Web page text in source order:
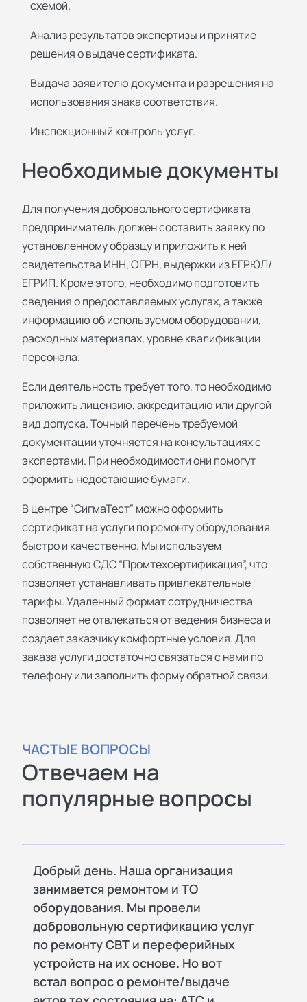
схемой.
Анализ результатов экспертизы и принятие
решения о выдаче сертификата.
Выдача заявителю документа и разрешения на
использования знака соответствия.
Инспекционный контроль услуг.
Необходимые документы
Для получения добровольного сертификата
предприниматель должен составить заявку по
установленному образцу и приложить к ней
свидетельства ИНН, ОГРН, выдержки из ЕГРЮЛ/
ЕГРИП. Кроме этого, необходимо подготовить
сведения о предоставляемых услугах, а также
информацию об используемом оборудовании,
расходных материалах, уровне квалификации
персонала.
Если деятельность требует того, то необходимо
приложить лицензию, аккредитацию или другой
вид допуска. Точный перечень требуемой
документации уточняется на консультациях с
экспертами. При необходимости они помогут
оформить недостающие бумаги.
В центре “СигмаТест” можно оформить
сертификат на услуги по ремонту оборудования
быстро и качественно. Мы используем
собственную СДС “Промтехсертификация”, что
позволяет устанавливать привлекательные
тарифы. Удаленный формат сотрудничества
позволяет не отвлекаться от ведения бизнеса и
создает заказчику комфортные условия. Для
заказа услуги достаточно связаться с нами по
телефону или заполнить форму обратной связи.
ЧАСТЫЕ ВОПРОСЫ
Отвечаем на
популярные вопросы
Добрый день. Наша организация
занимается ремонтом и ТО
оборудования. Мы провели
добровольную сертификацию услуг
по ремонту СВТ и переферийных
устройств на их основе. Но вот
встал вопрос о ремонте/выдаче